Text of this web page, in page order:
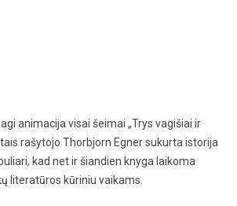
animacija visai šeimai „Trys vagišiai ir
rašytojo Thorbjorn Egner sukurta istorija
kad net ir šiandien knyga laikoma
literatūros kūriniu vaikams.